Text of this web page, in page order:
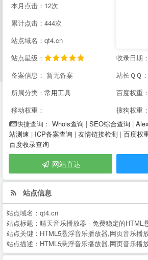
本月点击：12次
累计点击：444次
站点域名：qt4.cn
站点星级：
收录日期
备案信息： 暂无备案
站长ＱＱ
所属分类： 常用工具
百度权重：
移动权重：
搜狗权重：
快捷查询： Whois查询 | SEO综合查询 |
站测速 | ICP备案查询 | 友情链接检测 | 百度权
百度收录查询
网站直达
站点信息
站点域名： qt4.cn
站点标题： 晴天音乐播放器 - 免费稳定的HTML
站点关键： HTML5悬浮音乐播放器,网页音乐播
站点描述： HTML5悬浮音乐播放器,网页音乐播